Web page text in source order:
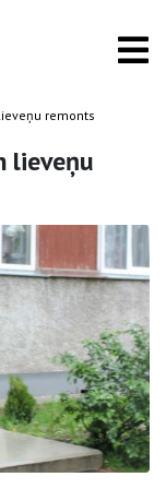
remonts
lieveņu